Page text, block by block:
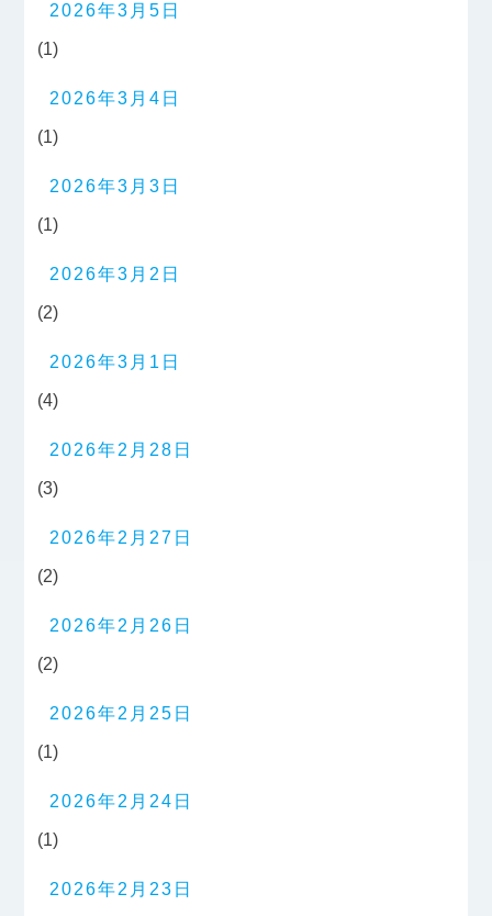
2026年3月5日
(1)
2026年3月4日
(1)
2026年3月3日
(1)
2026年3月2日
(2)
2026年3月1日
(4)
2026年2月28日
(3)
2026年2月27日
(2)
2026年2月26日
(2)
2026年2月25日
(1)
2026年2月24日
(1)
2026年2月23日